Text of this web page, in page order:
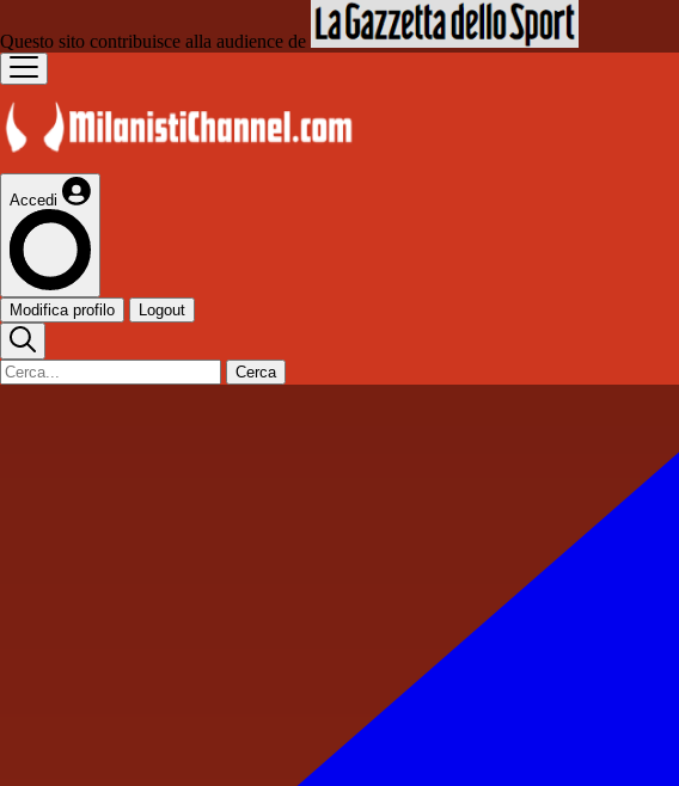
Questo sito contribuisce alla audience de
Accedi
Modifica profilo Logout
Cerca